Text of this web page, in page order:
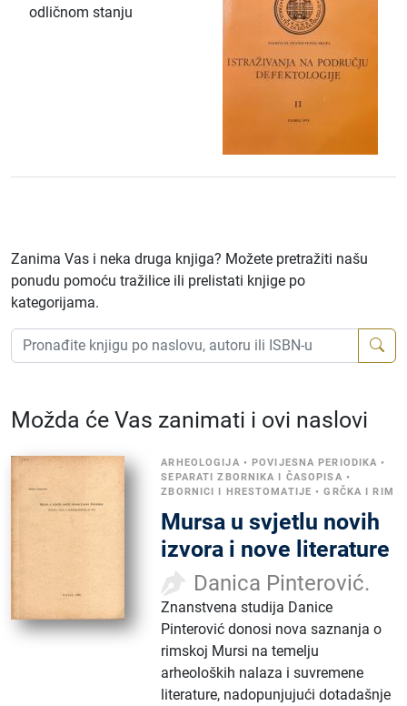
odličnom stanju
Zanima Vas i neka druga knjiga? Možete pretražiti našu
ponudu pomoću tražilice ili prelistati knjige po
kategorijama.
Možda će Vas zanimati i ovi naslovi
ARHEOLOGIJA •POVIJESNA PERIODIKA •
SEPARATI ZBORNIKA I ČASOPISA •
ZBORNICI I HRESTOMATIJE •GRČKA I RIM
Mursa u svjetlu novih
izvora i nove literature
Danica Pinterović.
Znanstvena studija Danice
Pinterović donosi nova saznanja o
rimskoj Mursi na temelju
arheoloških nalaza i suvremene
literature, nadopunjujući dotadašnje